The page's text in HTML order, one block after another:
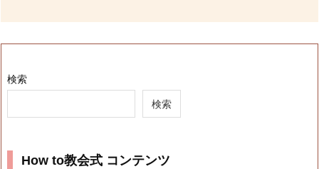
検索
検索
How to教会式 コンテンツ